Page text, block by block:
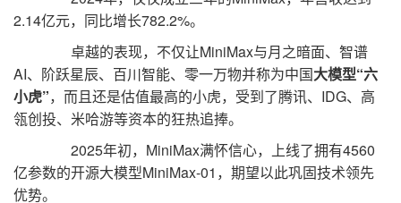
2.14亿元，同比增长782.2%。
卓越的表现，不仅让MiniMax与月之暗面、智谱
AI、阶跃星辰、百川智能、零一万物并称为中国大模型“六
小虎”，而且还是估值最高的小虎，受到了腾讯、IDG、高
瓴创投、米哈游等资本的狂热追捧。
2025年初，MiniMax满怀信心，上线了拥有4560
亿参数的开源大模型MiniMax-01，期望以此巩固技术领先
优势。